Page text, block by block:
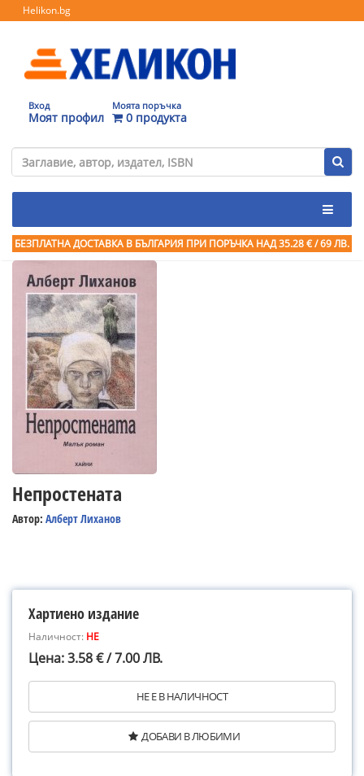
Helikon.bg
Вход
Моят профил
Моята поръчка
0 продукта
БЕЗПЛАТНА ДОСТАВКА В БЪЛГАРИЯ ПРИ ПОРЪЧКА НАД 35.28 € / 69 ЛВ.
Непростената
Автор: Алберт Лиханов
Хартиено издание
Наличност: НЕ
Цена: 3.58 € / 7.00 ЛВ.
НЕ Е В НАЛИЧНОСТ
ДОБАВИ В ЛЮБИМИ